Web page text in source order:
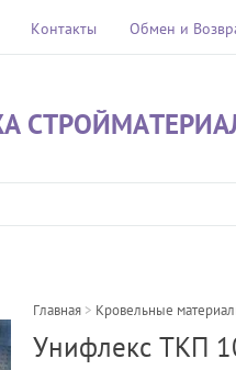
Контакты Обмен и
Главная > Кровельные
Унифлекс ТКП